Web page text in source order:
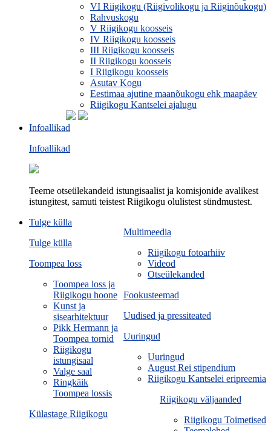
VI Riigikogu (Riigivolikogu ja Riiginõukogu)
Rahvuskogu
V Riigikogu koosseis
IV Riigikogu koosseis
III Riigikogu koosseis
II Riigikogu koosseis
I Riigikogu koosseis
Asutav Kogu
Eestimaa ajutine maanõukogu ehk maapäev
Riigikogu Kantselei ajalugu
Infoallikad
Infoallikad
Teeme otseülekandeid istungisaalist ja komisjonide avalikest
istungitest, samuti teistest Riigikogu olulistest sündmustest.
Multimeedia
Riigikogu fotoarhiiv
Videod
Otseülekanded
Fookusteemad
Uudised ja pressiteated
Uuringud
Uuringud
August Rei stipendium
Riigikogu Kantselei eripreemia
Riigikogu väljaanded
Riigikogu Toimetised
Tulge külla
Tulge külla
Toompea loss
Toompea loss ja
Riigikogu hoone
Kunst ja
sisearhitektuur
Pikk Hermann ja
Toompea tornid
Riigikogu
istungisaal
Valge saal
Ringkäik
Toompea lossis
Külastage Riigikogu